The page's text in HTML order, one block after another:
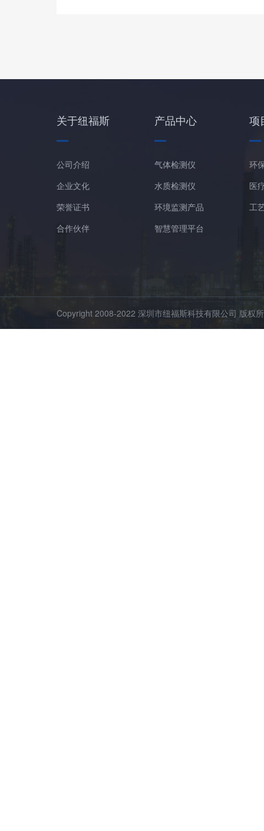
关于纽福斯
公司介绍
企业文化
荣誉证书
合作伙伴
产品中心
气体检测仪
水质检测仪
环境监测产品
智慧管理平台
项
环
医
工
Copyright 2008-2022 深圳市纽福斯科技有限公司 版